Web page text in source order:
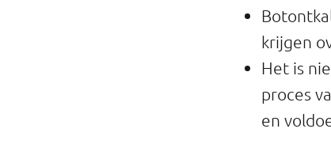
Professionals
Eetomgevingen
krijgen
Het is
proces
en